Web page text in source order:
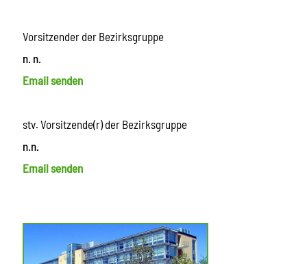
Vorsitzender der Bezirksgruppe
n. n.
Email senden
stv. Vorsitzende(r) der Bezirksgruppe
n.n.
Email senden